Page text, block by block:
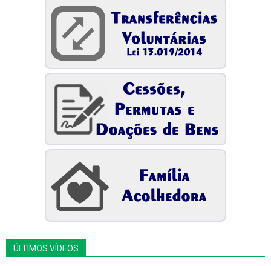
ÚLTIMOS VÍDEOS